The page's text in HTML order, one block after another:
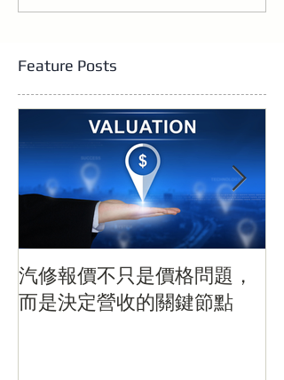
題，而是決定營收的關鍵
Feature Posts
汽修報價不只是價格問題，
而是決定營收的關鍵節點